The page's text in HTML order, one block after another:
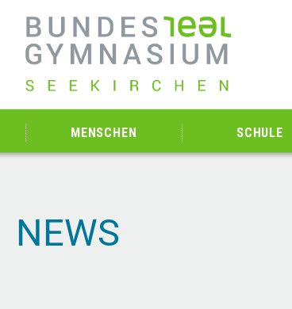
MENSCHEN SCHULE
NEWS